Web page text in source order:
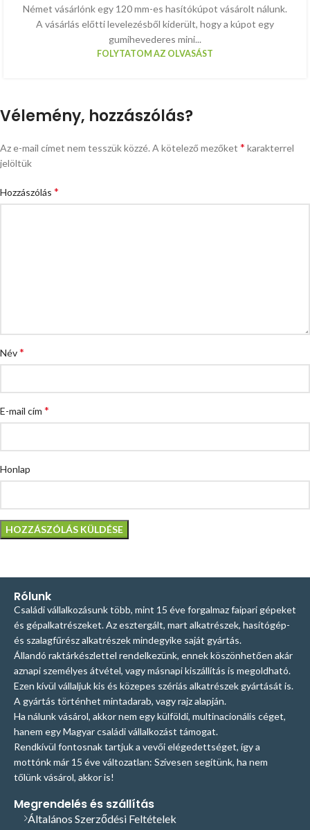
Német vásárlónk egy 120 mm-es hasítókúpot vásárolt nálunk.
A vásárlás előtti levelezésből kiderült, hogy a kúpot egy
gumihevederes mini...
FOLYTATOM AZ OLVASÁST
Vélemény, hozzászólás?
Az e-mail címet nem tesszük közzé.A kötelező mezőket * karakterrel
jelöltük
Hozzászólás *
Név*
E-mail cím *
Honlap
Rólunk
Családi vállalkozásunk több, mint 15 éve forgalmaz faipari gépeket
és gépalkatrészeket. Az esztergált, mart alkatrészek, hasítógép-
és szalagfűrész alkatrészek mindegyike saját gyártás.
Állandó raktárkészlettel rendelkezünk, ennek köszönhetően akár
aznapi személyes átvétel, vagy másnapi kiszállítás is megoldható.
Ezen kívül vállaljuk kis és közepes szériás alkatrészek gyártását is.
A gyártás történhet mintadarab, vagy rajz alapján.
Ha nálunk vásárol, akkor nem egy külföldi, multinacionális céget,
hanem egy Magyar családi vállalkozást támogat.
Rendkívül fontosnak tartjuk a vevői elégedettséget, így a
mottónk már 15 éve változatlan: Szívesen segítünk, ha nem
tőlünk vásárol, akkor is!
Megrendelés és szállítás
Általános Szerződési Feltételek